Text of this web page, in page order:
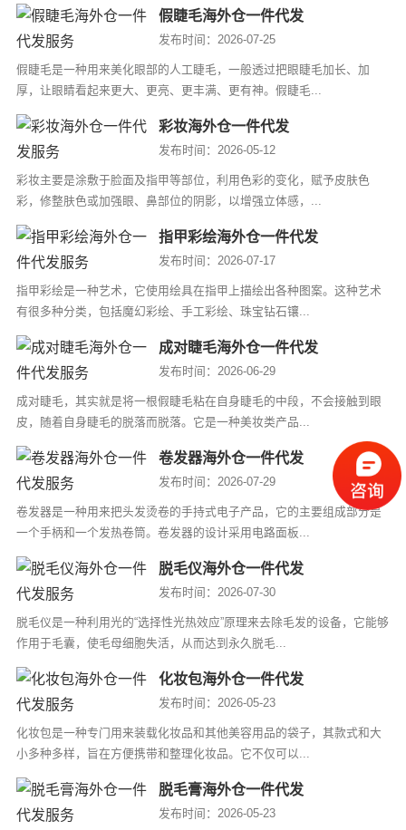
假睫毛海外仓一件代发
发布时间：2026-07-25
假睫毛是一种用来美化眼部的人工睫毛，一般透过把眼睫毛加长、加
厚，让眼睛看起来更大、更亮、更丰满、更有神。假睫毛...
彩妆海外仓一件代发
发布时间：2026-05-12
彩妆主要是涂敷于脸面及指甲等部位，利用色彩的变化，赋予皮肤色
彩，修整肤色或加强眼、鼻部位的阴影，以增强立体感，...
指甲彩绘海外仓一件代发
发布时间：2026-07-17
指甲彩绘是一种艺术，它使用绘具在指甲上描绘出各种图案。这种艺术
有很多种分类，包括魔幻彩绘、手工彩绘、珠宝钻石镶...
成对睫毛海外仓一件代发
发布时间：2026-06-29
成对睫毛，其实就是将一根假睫毛粘在自身睫毛的中段，不会接触到眼
皮，随着自身睫毛的脱落而脱落。它是一种美妆类产品...
卷发器海外仓一件代发
发布时间：2026-07-29
卷发器是一种用来把头发烫卷的手持式电子产品，它的主要组成部分是
一个手柄和一个发热卷筒。卷发器的设计采用电路面板...
脱毛仪海外仓一件代发
发布时间：2026-07-30
脱毛仪是一种利用光的“选择性光热效应”原理来去除毛发的设备，它能够
作用于毛囊，使毛母细胞失活，从而达到永久脱毛...
化妆包海外仓一件代发
发布时间：2026-05-23
化妆包是一种专门用来装载化妆品和其他美容用品的袋子，其款式和大
小多种多样，旨在方便携带和整理化妆品。它不仅可以...
脱毛膏海外仓一件代发
发布时间：2026-05-23